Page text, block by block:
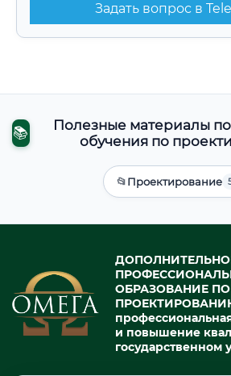
Задать вопрос в
📚
Полезные материалы
обучения по
📂Проектирование
ОБРАЗОВАНИЕ ПО
и повышение
государственном